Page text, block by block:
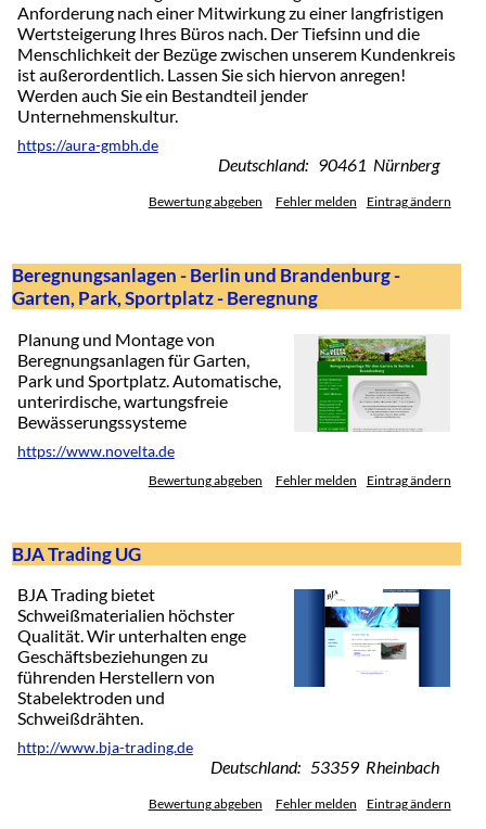
Anforderung nach einer Mitwirkung zu einer langfristigen
Wertsteigerung Ihres Büros nach. Der Tiefsinn und die
Menschlichkeit der Bezüge zwischen unserem Kundenkreis
ist außerordentlich. Lassen Sie sich hiervon anregen!
Werden auch Sie ein Bestandteil jender
Unternehmenskultur.
https://aura-gmbh.de
Deutschland: 90461 Nürnberg
Bewertung abgeben Fehler melden Eintrag ändern
Beregnungsanlagen - Berlin und Brandenburg -
Garten, Park, Sportplatz - Beregnung
Planung und Montage von
Beregnungsanlagen für Garten,
Park und Sportplatz. Automatische,
unterirdische, wartungsfreie
Bewässerungssysteme
https://www.novelta.de
Bewertung abgeben Fehler melden Eintrag ändern
BJA Trading UG
BJA Trading bietet
Schweißmaterialien höchster
Qualität. Wir unterhalten enge
Geschäftsbeziehungen zu
führenden Herstellern von
Stabelektroden und
Schweißdrähten.
http://www.bja-trading.de
Deutschland: 53359 Rheinbach
Bewertung abgeben Fehler melden Eintrag ändern